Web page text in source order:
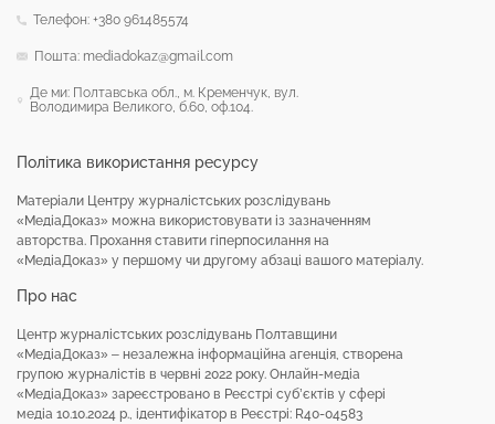
Про нас
Центр журналістських розслідувань Полтавщини
«МедіаДоказ» – незалежна інформаційна агенція, створена
групою журналістів в червні 2022 року. Онлайн-медіа
«МедіаДоказ» зареєстровано в Реєстрі суб’єктів у сфері
медіа 10.10.2024 р., ідентифікатор в Реєстрі: R40-04583
Політика використання ресурсу
Матеріали Центру журналістських розслідувань
«МедіаДоказ» можна використовувати із зазначенням
авторства. Прохання ставити гіперпосилання на
«МедіаДоказ» у першому чи другому абзаці вашого матеріалу.
Телефон: +380 961485574
Пошта: mediadokaz@gmail.com
Де ми: Полтавська обл., м. Кременчук, вул.
Володимира Великого, б.60, оф.104.